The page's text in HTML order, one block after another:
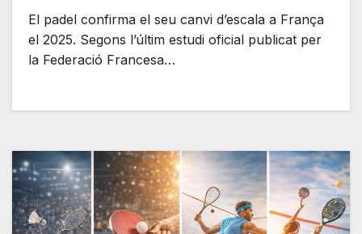
El padel confirma el seu canvi d’escala a França
el 2025. Segons l’últim estudi oficial publicat per
la Federació Francesa…